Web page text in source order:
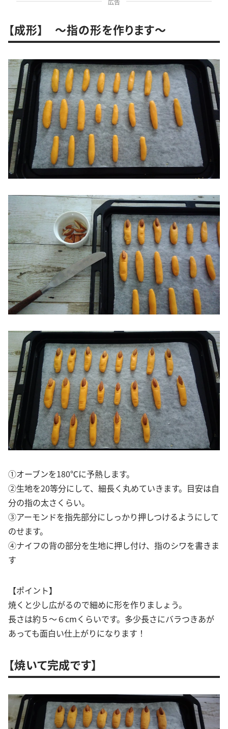
広告
【成形】 ～指の形を作ります～
①オーブンを180℃に予熱します。
②生地を20等分にして、細長く丸めていきます。目安は自
分の指の太さくらい。
③アーモンドを指先部分にしっかり押しつけるようにして
のせます。
④ナイフの背の部分を生地に押し付け、指のシワを書きま
す
【ポイント】
焼くと少し広がるので細めに形を作りましょう。
長さは約５～６cmくらいです。多少長さにバラつきあが
あっても面白い仕上がりになります！
【焼いて完成です】